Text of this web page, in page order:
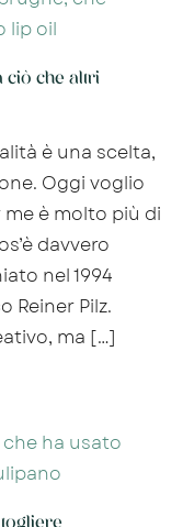
ciò che altri
è una scelta,
Oggi voglio
è molto più di
davvero
nel 1994
Reiner Pilz.
ma […]